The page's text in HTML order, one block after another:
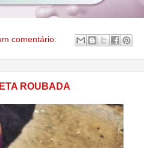
comentário:
ROUBADA